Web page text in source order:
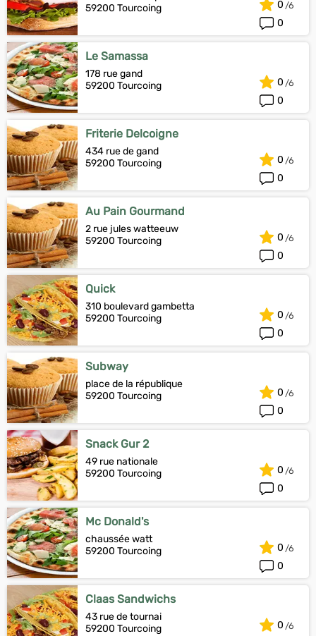
59200 Tourcoing
0
0
Le Samassa
178 rue gand
59200 Tourcoing
0
0
Friterie Delcoigne
434 rue de gand
59200 Tourcoing
0
0
Au Pain Gourmand
2 rue jules watteeuw
59200 Tourcoing
0
0
Quick
310 boulevard gambetta
59200 Tourcoing
0
0
Subway
place de la république
59200 Tourcoing
0
0
Snack Gur 2
49 rue nationale
59200 Tourcoing
0
0
Mc Donald's
chaussée watt
59200 Tourcoing
0
0
Claas Sandwichs
43 rue de tournai
59200 Tourcoing
0